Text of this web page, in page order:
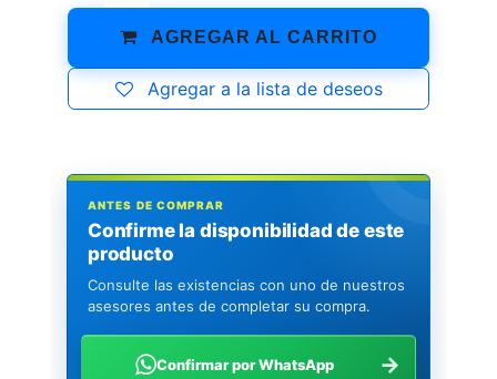
AGREGAR AL CARRITO
Agregar a la lista de deseos
ANTES DE COMPRAR
Confirme la disponibilidad de este
producto
Consulte las existencias con uno de nuestros
asesores antes de completar su compra.
Confirmar por WhatsApp →